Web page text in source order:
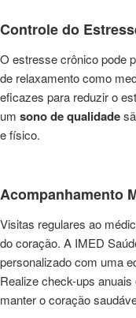
Controle do
O estresse crônico pode
de relaxamento como
eficazes para reduzir o
um sono de qualidade
e físico.
Acompanhamento
Visitas regulares ao
do coração. A IMED
personalizado com uma
Realize check-ups
manter o coração